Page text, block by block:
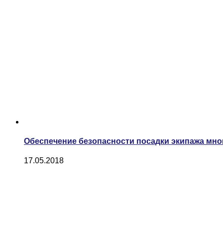
Обеспечение безопасности посадки экипажа
17.05.2018